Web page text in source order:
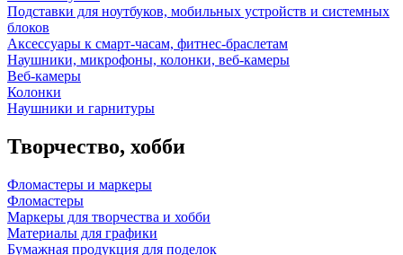
Подставки для ноутбуков, мобильных устройств и системных
блоков
Аксессуары к смарт-часам, фитнес-браслетам
Наушники, микрофоны, колонки, веб-камеры
Веб-камеры
Колонки
Наушники и гарнитуры
Творчество, хобби
Фломастеры и маркеры
Фломастеры
Маркеры для творчества и хобби
Материалы для графики
Бумажная продукция для поделок